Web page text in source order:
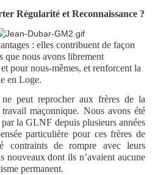
Régularité et Reconnaissance ?
: elles contribuent de façon
que nous avons librement
pour nous-mêmes, et renforcent la
en Loge.
peut reprocher aux frères de la
maçonnique. Nous avons été
la GLNF depuis plusieurs années
particulière pour ces frères de
contraints de rompre avec leurs
nouveaux dont ils n’avaient aucune
permanent.